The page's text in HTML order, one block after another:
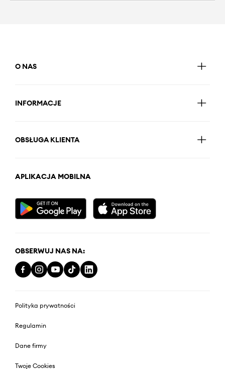
O NAS
INFORMACJE
OBSŁUGA KLIENTA
APLIKACJA MOBILNA
OBSERWUJ NAS NA:
Polityka prywatności
Regulamin
Dane firmy
Twoje Cookies